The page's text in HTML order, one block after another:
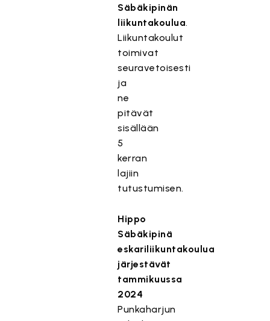
Säbäkipinän
liikuntakoulua.
Liikuntakoulut
toimivat
seuravetoisesti
ja
ne
pitävät
sisällään
5
kerran
lajiin
tutustumisen.
Hippo
Säbäkipinä
eskariliikuntakoulua
järjestävät
tammikuussa
2024
Punkaharjun